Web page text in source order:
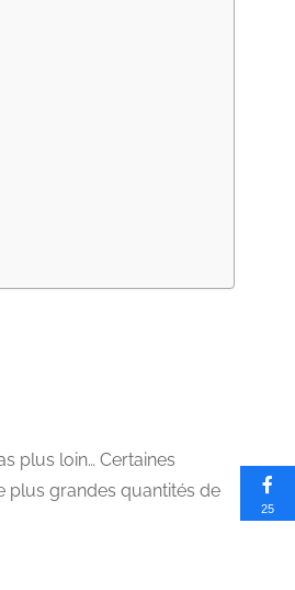
plus loin… Certaines
plus grandes quantités de
25